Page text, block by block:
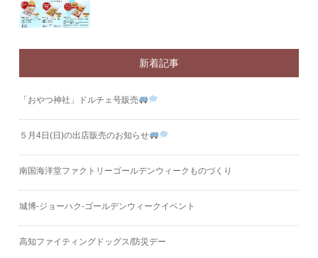
新着記事
「おやつ神社」ドルチェ号販売
５月4日(日)の出店販売のお知らせ
南国海洋堂ファクトリーゴールデンウィークものづくり
城博‐ジョーハク‐ゴールデンウィークイベント
高知ファイティングドッグス/防災デー